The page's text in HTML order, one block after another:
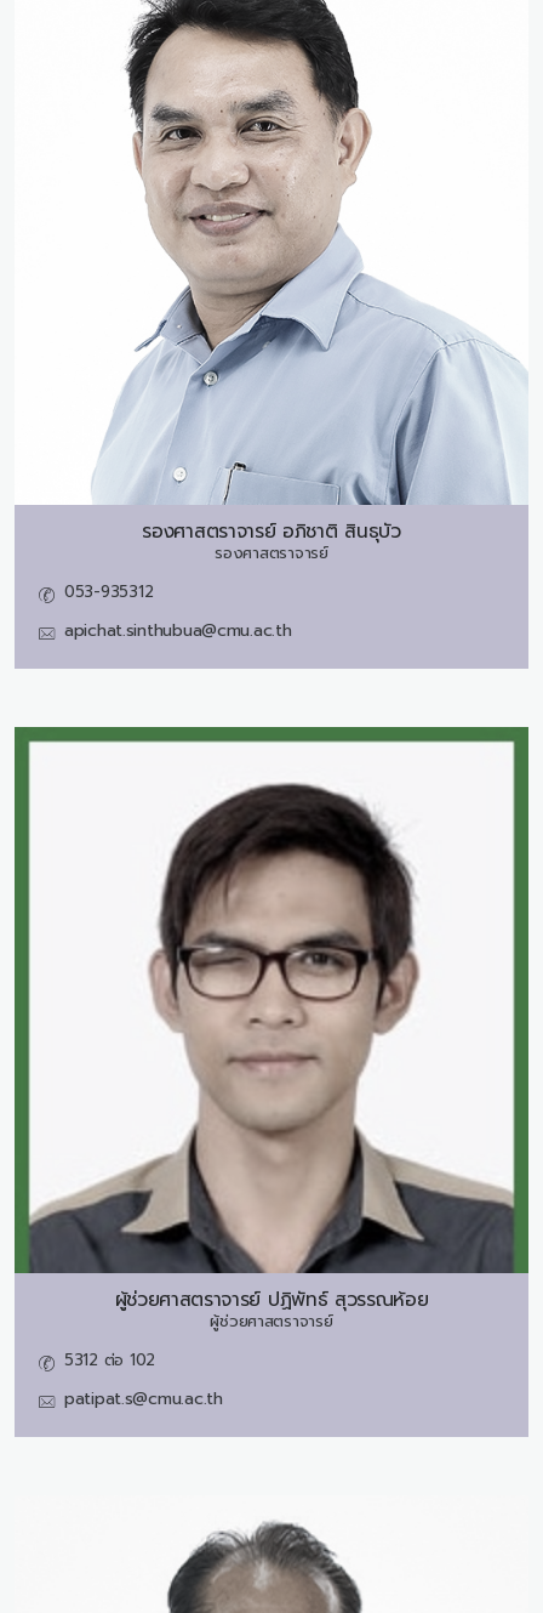
รองศาสตราจารย์ อภิชาติ สินธุบัว
รองศาสตราจารย์
053-935312
apichat.sinthubua@cmu.ac.th
ผู้ช่วยศาสตราจารย์ ปฏิพัทธ์ สุวรรณห้อย
ผู้ช่วยศาสตราจารย์
5312 ต่อ 102
patipat.s@cmu.ac.th